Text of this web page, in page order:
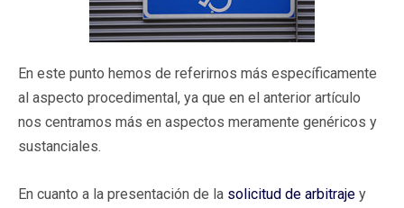
En este punto hemos de referirnos más específicamente
al aspecto procedimental, ya que en el anterior artículo
nos centramos más en aspectos meramente genéricos y
sustanciales.
En cuanto a la presentación de la solicitud de arbitraje y